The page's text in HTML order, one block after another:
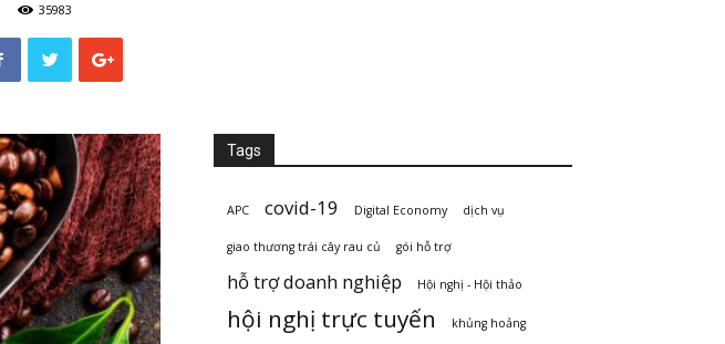
35983
Tags
APC covid-19 Digital Economy dịch vụ
giao thương trái cây rau củ gói hỗ trợ
hỗ trợ doanh nghiệp Hội nghị - Hội thảo
hội nghị trực tuyến khủng hoảng